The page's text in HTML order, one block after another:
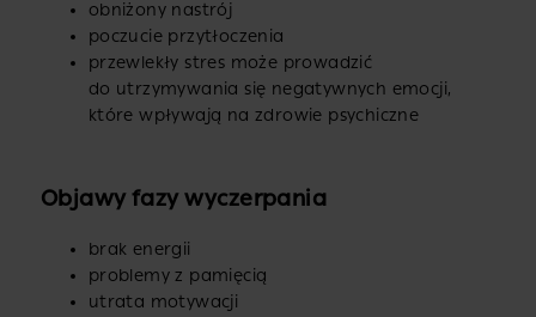
obniżony nastrój
poczucie przytłoczenia
przewlekły stres może prowadzić
do utrzymywania się negatywnych emocji,
które wpływają na zdrowie psychiczne
Objawy fazy wyczerpania
brak energii
problemy z pamięcią
utrata motywacji